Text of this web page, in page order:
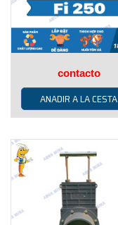
contacto
ANADIR A LA CESTA